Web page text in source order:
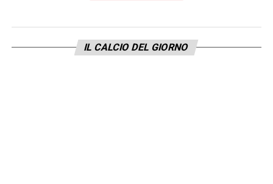
delle nazionali, con140 reti in 222
, altro record assoluto. Mentre il
IL CALCIO DEL GIORNO